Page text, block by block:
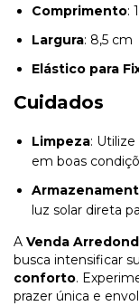
Comprimento:
Largura: 8,5 cm
Elástico para
Cuidados
Limpeza:
em boas
luz solar direta
A Venda
busca intensificar
conforto.
prazer única e